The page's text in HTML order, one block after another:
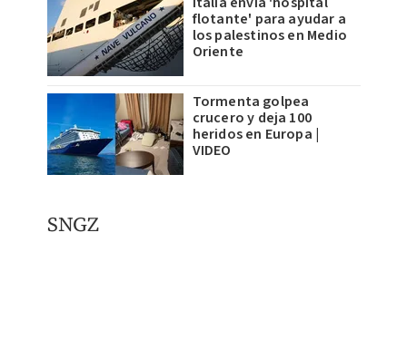
flotante' para ayudar a
los palestinos en Medio
Oriente
Tormenta golpea
crucero y deja 100
heridos en Europa |
VIDEO
SNGZ